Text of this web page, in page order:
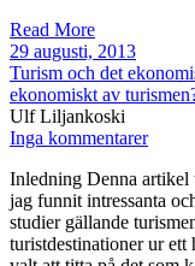
Read More
29 augusti, 2013
Turism och det
ekonomiskt av
Ulf Liljankoski
Inga kommentarer
Inledning Denna
jag funnit intressanta
studier gällande
turistdestinationer ur ett